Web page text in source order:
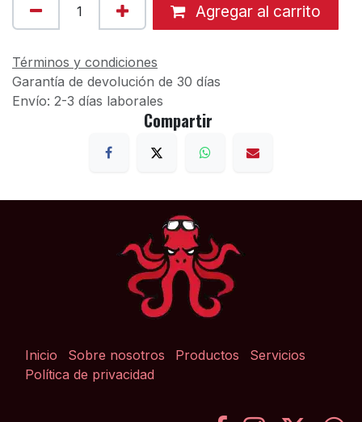
Agregar al carrito
Términos y condiciones
Garantía de devolución de 30 días
Envío: 2-3 días laborales
Compartir
Inicio Sobre nosotros Productos
Servicios
Política de privacidad